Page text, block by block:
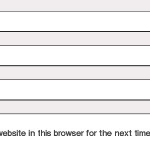
in this browser for the next